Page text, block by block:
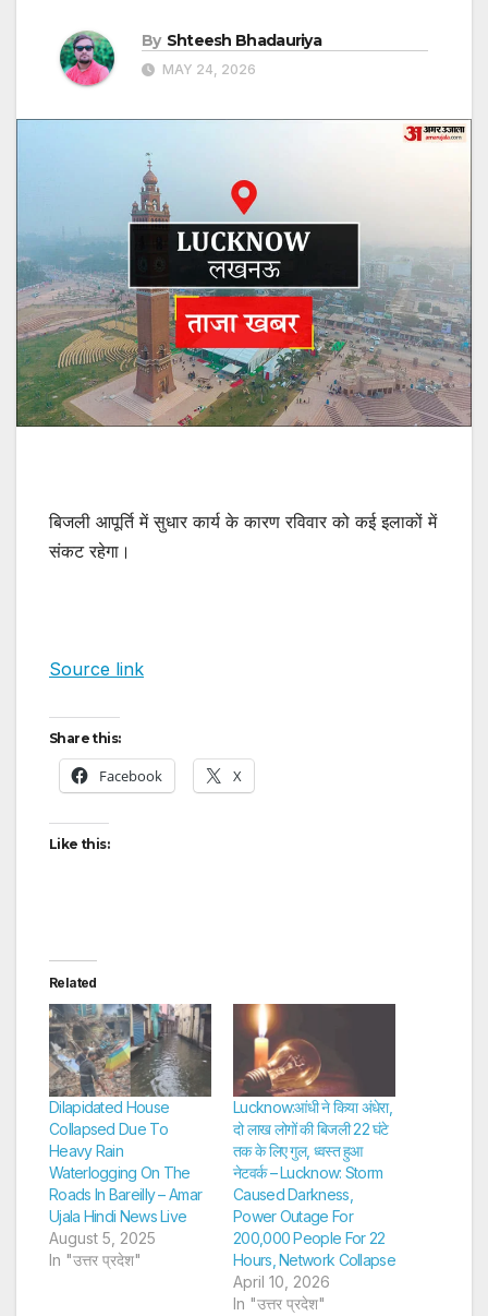
By Shteesh Bhadauriya
MAY 24, 2026
बिजली आपूर्ति में सुधार कार्य के कारण रविवार को कई इलाकों में
संकट रहेगा।
Source link
Share this:
Facebook X
Like this:
Related
Dilapidated House
Collapsed Due To
Heavy Rain
Waterlogging On The
Roads In Bareilly – Amar
Ujala Hindi News Live
August 5, 2025
In "उत्तर प्रदेश"
Lucknow:आंधी ने किया अंधेरा,
दो लाख लोगों की बिजली 22 घंटे
तक के लिए गुल, ध्वस्त हुआ
नेटवर्क – Lucknow: Storm
Caused Darkness,
Power Outage For
200,000 People For 22
Hours, Network Collapse
April 10, 2026
In "उत्तर प्रदेश"